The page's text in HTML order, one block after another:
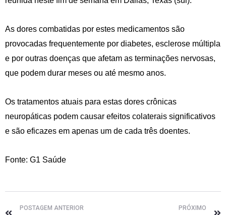
As dores combatidas por estes medicamentos são
provocadas frequentemente por diabetes, esclerose múltipla
e por outras doenças que afetam as terminações nervosas,
que podem durar meses ou até mesmo anos.
Os tratamentos atuais para estas dores crônicas
neuropáticas podem causar efeitos colaterais significativos
e são eficazes em apenas um de cada três doentes.
Fonte: G1 Saúde
POSTAGEM ANTERIOR PRÓXIMO